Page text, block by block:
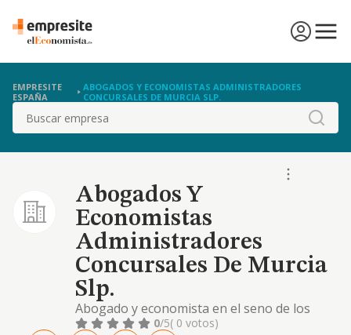
EMPRESITE
ESPAÑA
ABOGADOS Y ECONOMISTAS ADMINISTRADORES
CONCURSALES DE MURCIA SLP.
Buscar
Abogados Y
Economistas
Administradores
Concursales De Murcia
Slp.
Abogado y economista en el seno de los
procedimientos concursales
0/5( 0 votos)